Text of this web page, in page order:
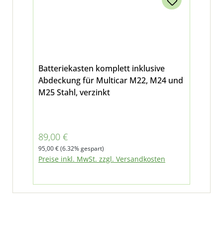
Batteriekasten komplett inklusive
Abdeckung für Multicar M22, M24 und
M25 Stahl, verzinkt
Verkaufspreis:
89,00 €
Regulärer Preis:
95,00 €(6.32% gespart)
Preise inkl. MwSt. zzgl. Versandkosten